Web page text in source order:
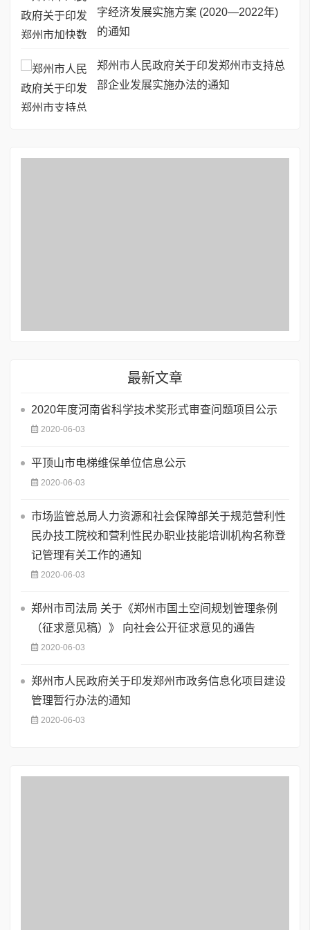
字经济发展实施方案 (2020—2022年)
的通知
郑州市人民政府关于印发郑州市支持总
部企业发展实施办法的通知
最新文章
2020年度河南省科学技术奖形式审查问题项目公示
2020-06-03
平顶山市电梯维保单位信息公示
2020-06-03
市场监管总局人力资源和社会保障部关于规范营利性
民办技工院校和营利性民办职业技能培训机构名称登
记管理有关工作的通知
2020-06-03
郑州市司法局 关于《郑州市国土空间规划管理条例
（征求意见稿）》 向社会公开征求意见的通告
2020-06-03
郑州市人民政府关于印发郑州市政务信息化项目建设
管理暂行办法的通知
2020-06-03